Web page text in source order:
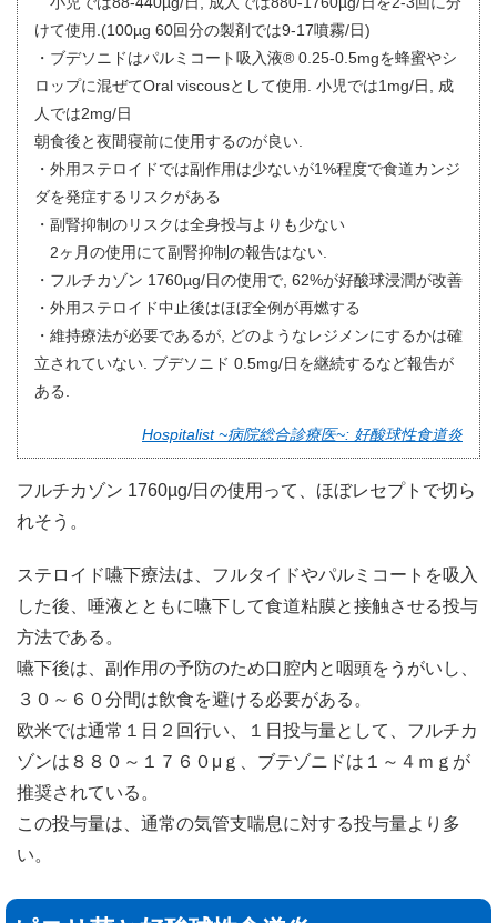
けて使用.(100µg 60回分の製剤では9-17噴霧/日)
・ブデソニドはパルミコート吸入液® 0.25-0.5mgを蜂蜜やシ
ロップに混ぜてOral viscousとして使用. 小児では1mg/日, 成
人では2mg/日
朝食後と夜間寝前に使用するのが良い.
・外用ステロイドでは副作用は少ないが1%程度で食道カンジ
ダを発症するリスクがある
・副腎抑制のリスクは全身投与よりも少ない
2ヶ月の使用にて副腎抑制の報告はない.
・フルチカゾン 1760µg/日の使用で, 62%が好酸球浸潤が改善
・外用ステロイド中止後はほぼ全例が再燃する
・維持療法が必要であるが, どのようなレジメンにするかは確
立されていない. ブデソニド 0.5mg/日を継続するなど報告が
ある.
Hospitalist ~病院総合診療医~: 好酸球性食道炎
フルチカゾン 1760µg/日の使用って、ほぼレセプトで切ら
れそう。
ステロイド嚥下療法は、フルタイドやパルミコートを吸入
した後、唾液とともに嚥下して食道粘膜と接触させる投与
方法である。
嚥下後は、副作用の予防のため口腔内と咽頭をうがいし、
３０～６０分間は飲食を避ける必要がある。
欧米では通常１日２回行い、１日投与量として、フルチカ
ゾンは８８０～１７６０μｇ、ブテゾニドは１～４ｍｇが
推奨されている。
この投与量は、通常の気管支喘息に対する投与量より多
い。